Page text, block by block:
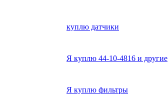
куплю датчики
Я куплю 44-10-4816 и другие
Я куплю фильтры